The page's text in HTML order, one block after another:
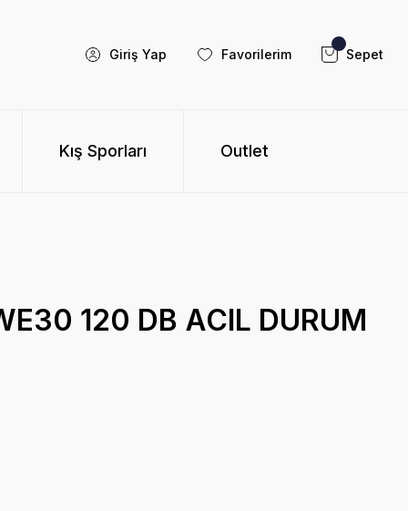
Giriş Yap Favorilerim Sepet
Kış Sporları Outlet
120 DB ACIL DURUM